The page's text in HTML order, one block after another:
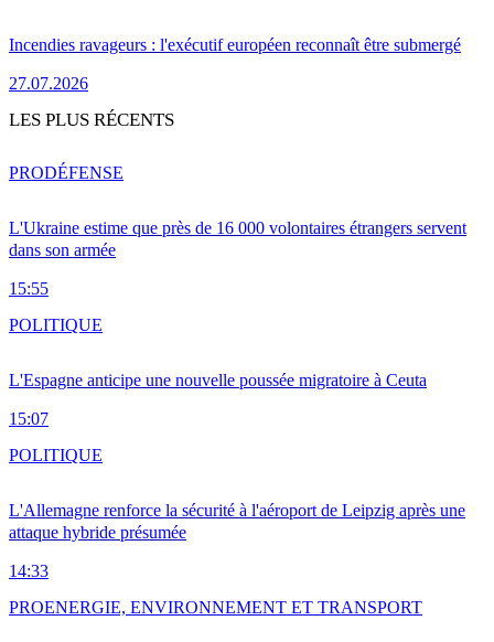
Incendies ravageurs : l'exécutif européen reconnaît être submergé
27.07.2026
LES PLUS RÉCENTS
L'Ukraine estime que près de 16 000 volontaires étrangers servent
dans son armée
15:55
PRODÉFENSE
L'Espagne anticipe une nouvelle poussée migratoire à Ceuta
15:07
POLITIQUE
L'Allemagne renforce la sécurité à l'aéroport de Leipzig après une
attaque hybride présumée
14:33
POLITIQUE
PROENERGIE, ENVIRONNEMENT ET TRANSPORT